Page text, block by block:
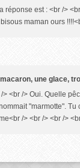
réponse est : <br />
maman ours
une glace,
> <br /> Oui. Quelle
"marmotte".
/> <br /> <br />